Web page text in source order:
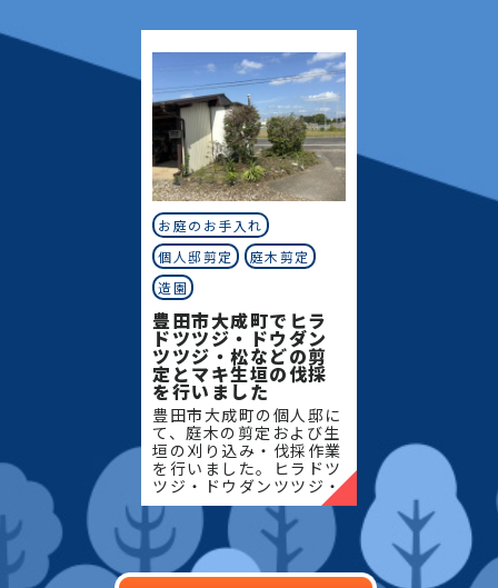
と樹木の健やかな成長を
サポー
お庭のお手入れ
個人邸剪定
庭木剪定
造園
豊田市大成町でヒラ
ドツツジ・ドウダン
ツツジ・松などの剪
定とマキ生垣の伐採
を行いました
豊田市大成町の個人邸に
て、庭木の剪定および生
垣の刈り込み・伐採作業
を行いました。ヒラドツ
ツジ・ドウダンツツジ・
マキの生垣、松、キンモ
クセイなど、地域の住宅
でよく植栽される樹種を
中心に、樹形を整えなが
ら